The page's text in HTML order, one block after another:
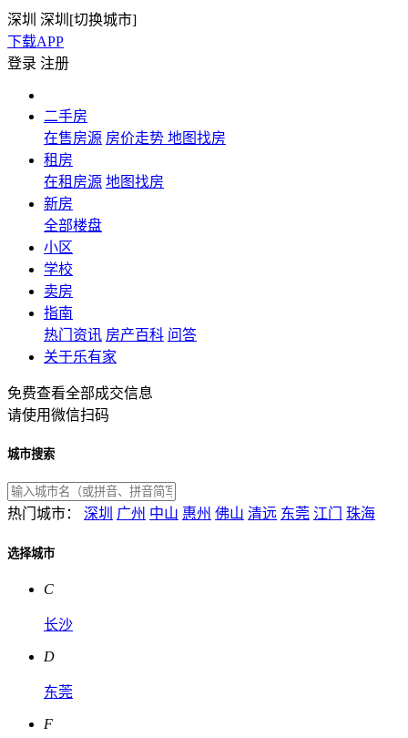
深圳 深圳[切换城市]
下载APP
登录 注册
二手房
在售房源 房价走势 地图找房
租房
在租房源 地图找房
新房
全部楼盘
小区
学校
卖房
指南
热门资讯 房产百科 问答
关于乐有家
免费查看全部成交信息
请使用微信扫码
城市搜索
热门城市： 深圳 广州 中山 惠州 佛山 清远 东莞 江门 珠海
选择城市
C
长沙
D
东莞
F